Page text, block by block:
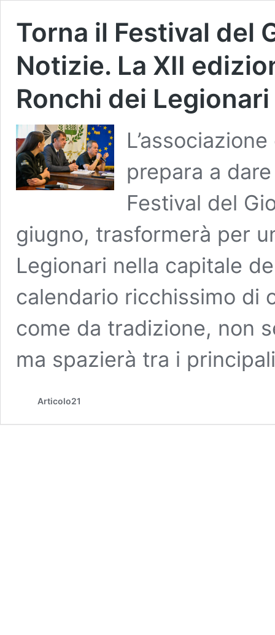
Torna il Festival del
Notizie. La XII
Ronchi dei Legionari
prepara a
Festival del
giugno, trasformerà per
Legionari nella capitale
calendario ricchissimo di
come da tradizione, non
ma spazierà tra i
Articolo21